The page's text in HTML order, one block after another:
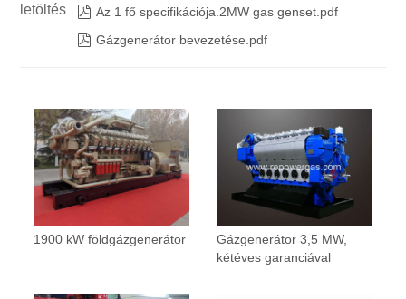
letöltés  Az 1 fő specifikációja.2MW gas genset.pdf
 Gázgenerátor bevezetése.pdf
1900 kW földgázgenerátor
Gázgenerátor 3,5 MW,
kétéves garanciával